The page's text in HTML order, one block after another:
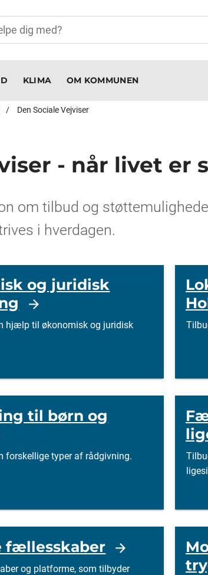
KLIMA OM KOMMUNEN
Den Sociale Vejviser
- når livet er
om tilbud og
i hverdagen.
og juridisk
hjælp til økonomisk og juridisk
til børn og
forskellige typer af rådgivning.
fællesskaber
og platforme, som tilbyder